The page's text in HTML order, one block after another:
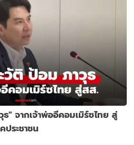
" จากเจ้าพ่ออีคอมเมิร์ซไทย สู่
ระชาชน